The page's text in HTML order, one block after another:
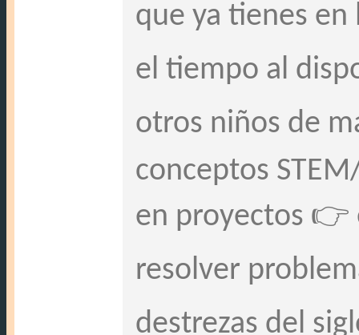
que ya tienes
el tiempo al
otros niños de
conceptos
en proyectos 👉
resolver
destrezas del